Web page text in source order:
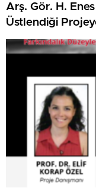
Arş. Gör. H. Enes
Üstlendiği